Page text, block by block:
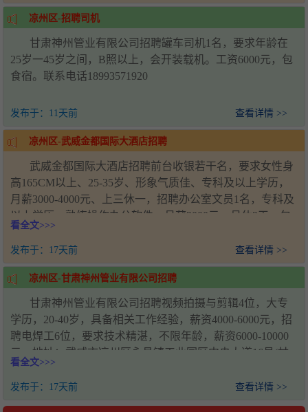
凉州区-招聘司机
甘肃神州管业有限公司招聘罐车司机1名，要求年龄在
25岁一45岁之间，B照以上，会开装载机。工资6000元，包
食宿。联系电话18993571920
发布于： 11天前 查看详情 >>
凉州区-武威金都国际大酒店招聘
武威金都国际大酒店招聘前台收银若干名，要求女性身
高165CM以上、25-35岁、形象气质佳、专科及以上学历，
月薪3000-4000元、上三休一，招聘办公室文员1名，专科及
以上学历，熟练操作办公软件，月薪3000元、月休2天、包
吃包住，招聘客房服务员若干名，要求50岁以下女性、普通
话标准，早8点到晚6点半上下班，月薪3000-4000元、月休2
天、包吃包住，招聘专职夜班客房服务员1名，工作时段18
点至次日8点，月薪2200元、月休2天、包吃包住，招聘消控
员1名，需持初级消控证，月薪3300元、月休2天、包吃包
住，招聘库管2名，年龄35-40岁、男女不限，月薪3000元、
月休2天、包吃包住，招聘司机1名，持有C1及以上驾驶
证，月薪3300元、月休2天、包吃包住，地址：甘肃省武威
市凉州区民勤路2016号（交警大队对面），电话：张女士
18909359774、李先生15101398999
看全文>>>
发布于： 17天前 查看详情 >>
凉州区-甘肃神州管业有限公司招聘
甘肃神州管业有限公司招聘视频拍摄与剪辑4位，大专
学历，20-40岁，具备相关工作经验，薪资4000-6000元，招
聘电焊工6位，要求技术精湛，不限年龄，薪资6000-10000
元，地址：武威市凉州区永昌镇工业园区中央大道16号(甘
肃神州管业)，电话：王经理18993571920，不添加微信，仅
可电话联系
看全文>>>
发布于： 17天前 查看详情 >>